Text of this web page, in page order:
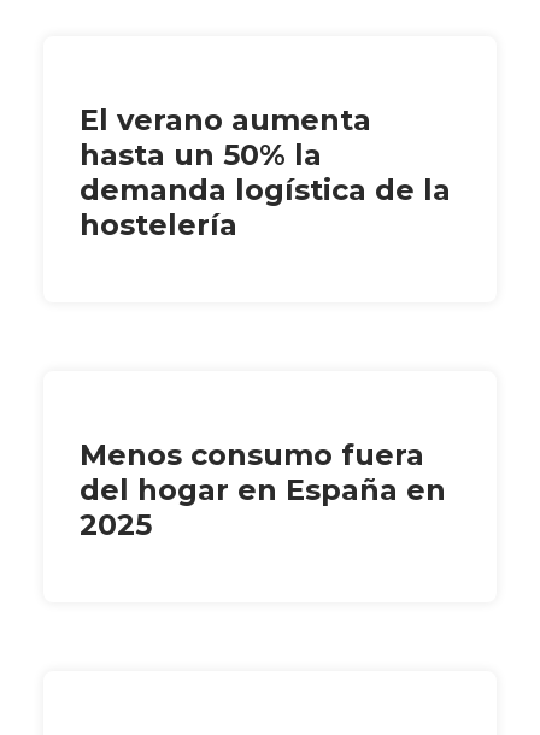
El verano aumenta
hasta un 50% la
demanda logística de la
hostelería
Menos consumo fuera
del hogar en España en
2025